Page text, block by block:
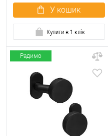
У кошик
Купити в 1 клік
Радимо